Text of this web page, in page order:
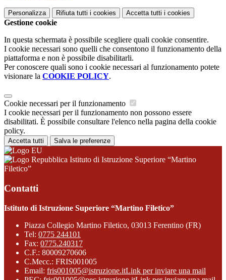
Personalizza Rifiuta tutti i cookies Accetta tutti i cookies
Gestione cookie
In questa schermata è possibile scegliere quali cookie consentire.
I cookie necessari sono quelli che consentono il funzionamento della
piattaforma e non è possibile disabilitarli.
Per conoscere quali sono i cookie necessari al funzionamento potete
visionare la COOKIE POLICY.
Cookie necessari per il funzionamento
I cookie necessari per il funzionamento non possono essere
disabilitati. È possibile consultare l'elenco nella pagina della cookie
policy.
Accetta tutti Salva le preferenze
Istituto di Istruzione Superiore “Martino
Filetico”
Contatti
Istituto di Istruzione Superiore “Martino Filetico”
Piazza Collegio Martino Filetico, 03013 Ferentino (FR)
Tel: 0775 244101
Fax: 0775.240317
C.F.: 80009270606
C.Mecc.: FRIS001005
Email: fris001005@istruzione.itLink per inviare una mail